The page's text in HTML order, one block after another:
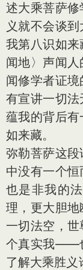
述大乘菩萨
义就不会谈
我第八识如
闻地〉声闻
闻修学者证
有宣讲一切
蕴我的背后
如来藏。
弥勒菩萨这
中没有一个恒
也是非我的
理，更大胆
一切法空，
个真实我——
了解大乘胜义